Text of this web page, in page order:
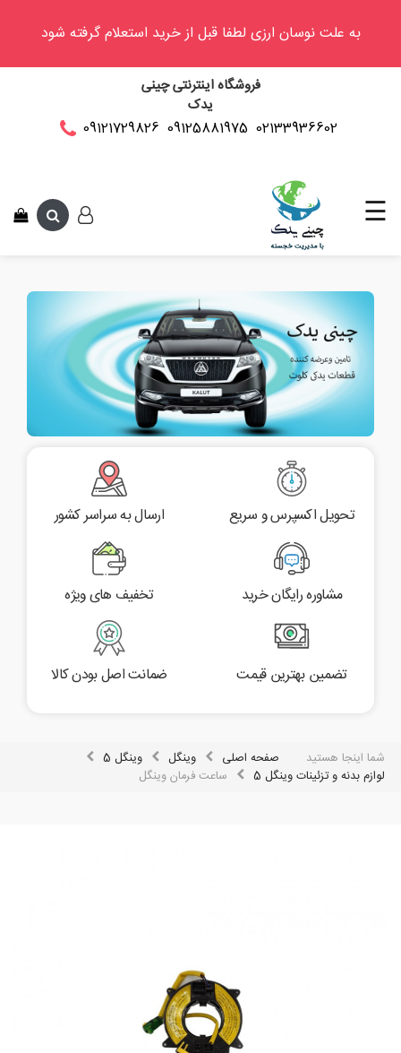
به علت نوسان ارزی لطفا قبل از خرید استعلام گرفته شود
فروشگاه اینترنتی چینی
یدک
02133936602
09125881975
09121729826
وینگل
سی
کاپرا
☰
تحویل اکسپرس و سریع ارسال به سراسر کشور
مشاوره رایگان خرید تخفیف های ویژه
تضمین بهترین قیمت ضمانت اصل بودن کالا
شما اینجا هستید صفحه اصلی وینگل
وینگل 5
لوازم بدنه و تزئینات وینگل 5
ساعت فرمان وینگل